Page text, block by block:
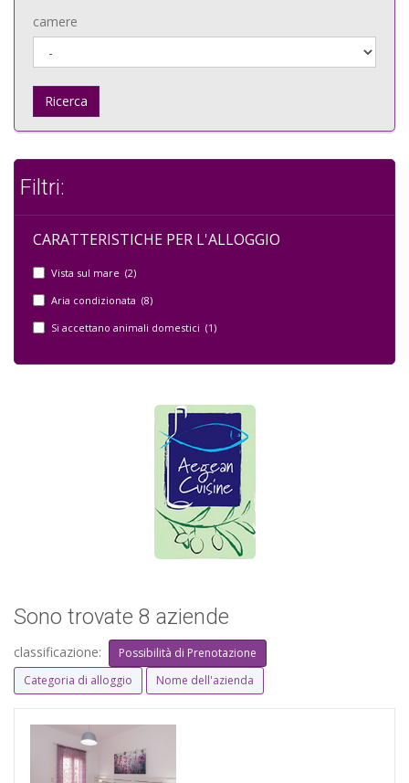
camere
Ricerca
Filtri:
CARATTERISTICHE PER L'ALLOGGIO
Vista sul mare (2)
Aria condizionata (8)
Si accettano animali domestici (1)
Sono trovate 8 aziende
classificazione:
Possibilità di Prenotazione
Categoria di alloggio
Nome dell'azienda